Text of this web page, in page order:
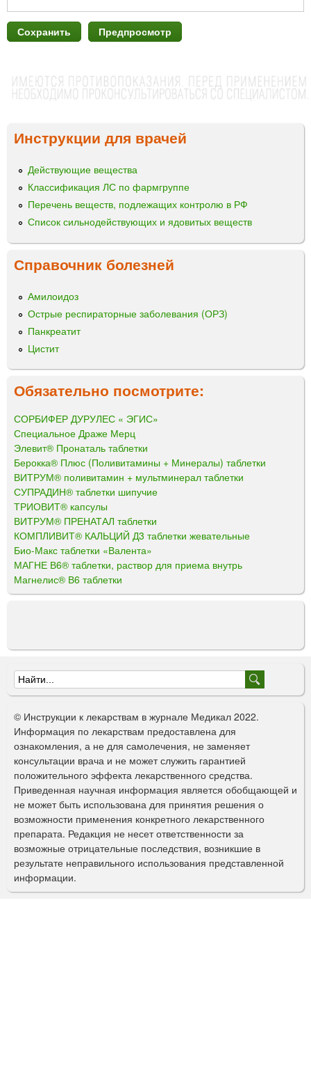
Инструкции для врачей
Действующие вещества
Классификация ЛС по фармгруппе
Перечень веществ, подлежащих контролю в РФ
Список сильнодействующих и ядовитых веществ
Справочник болезней
Амилоидоз
Острые респираторные заболевания (ОРЗ)
Панкреатит
Цистит
Обязательно посмотрите:
СОРБИФЕР ДУРУЛЕС « ЭГИС»
Специальное Драже Мерц
Элевит® Пронаталь таблетки
Берокка® Плюс (Поливитамины + Минералы) таблетки
ВИТРУМ® поливитамин + мультминерал таблетки
СУПРАДИН® таблетки шипучие
ТРИОВИТ® капсулы
ВИТРУМ® ПРЕНАТАЛ таблетки
КОМПЛИВИТ® КАЛЬЦИЙ Д3 таблетки жевательные
Био-Макс таблетки «Валента»
МАГНЕ В6® таблетки, раствор для приема внутрь
Магнелис® В6 таблетки
Ф
о
р
м
а
п
о
и
с
к
© Инструкции к лекарствам в журнале Медикал 2022.
Информация по лекарствам предоставлена для
ознакомления, а не для самолечения, не заменяет
консультации врача и не может служить гарантией
положительного эффекта лекарственного средства.
Приведенная научная информация является обобщающей и
не может быть использована для принятия решения о
возможности применения конкретного лекарственного
препарата. Редакция не несет ответственности за
возможные отрицательные последствия, возникшие в
результате неправильного использования представленной
информации.